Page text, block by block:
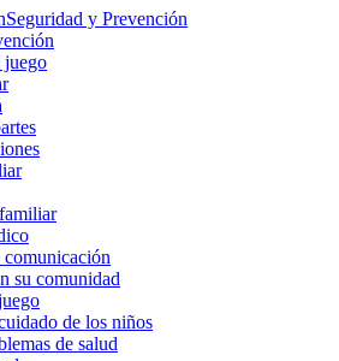
Seguridad y Prevención
juego
su comunidad
de los niños
de salud